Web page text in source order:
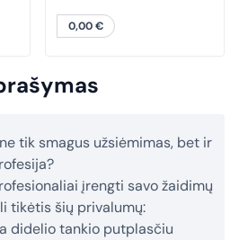
0,00€
tik smagus užsiėmimas, bet ir
įrengti savo žaidimų
tikėtis šių privalumų:
didelio tankio putplasčiu